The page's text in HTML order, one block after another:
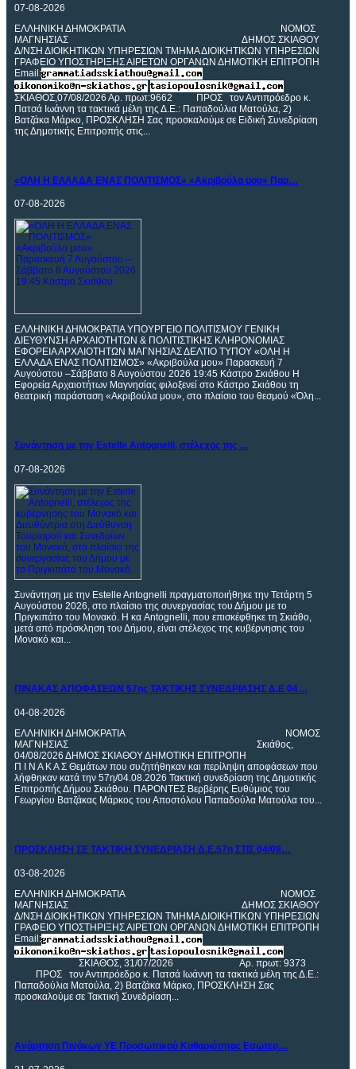
07-08-2026
ΕΛΛΗΝΙΚΗ ΔΗΜΟΚΡΑΤΙΑ ΝΟΜOΣ
ΜΑΓΝΗΣΙΑΣ ΔΗΜΟΣ ΣΚΙΑΘΟΥ
Δ/ΝΣΗ ΔΙΟΙΚΗΤΙΚΩΝ ΥΠΗΡΕΣΙΩΝ ΤΜΗΜΑ ΔΙΟΙΚΗΤΙΚΩΝ ΥΠΗΡΕΣΙΩΝ
ΓΡΑΦΕΙΟ ΥΠΟΣΤΗΡΙΞΗΣ ΑΙΡΕΤΩΝ ΟΡΓΑΝΩΝ ΔΗΜΟΤΙΚΗ ΕΠΙΤΡΟΠΗ
Email:
ΣΚΙΑΘΟΣ,07/08/2026 Αρ. πρωτ:9662 ΠΡΟΣ τον Αντιπρόεδρο κ.
Πατσά Ιωάννη τα τακτικά μέλη της Δ.Ε.: Παπαδούλια Ματούλα, 2)
Βατζάκα Μάρκο, ΠΡΟΣΚΛΗΣΗ Σας προσκαλούμε σε Ειδική Συνεδρίαση
της Δημοτικής Επιτροπής στις...
«ΟΛΗ Η ΕΛΛΑΔΑ ΕΝΑΣ ΠΟΛΙΤΙΣΜΟΣ» «Ακριβούλα μου» Παρ…
07-08-2026
ΕΛΛΗΝΙΚΗ ΔΗΜΟΚΡΑΤΙΑ ΥΠΟΥΡΓΕΙΟ ΠΟΛΙΤΙΣΜΟΥ ΓΕΝΙΚΗ
ΔΙΕΥΘΥΝΣΗ ΑΡΧΑΙΟΤΗΤΩΝ & ΠΟΛΙΤΙΣΤΙΚΗΣ ΚΛΗΡΟΝΟΜΙΑΣ
ΕΦΟΡΕΙΑ ΑΡΧΑΙΟΤΗΤΩΝ ΜΑΓΝΗΣΙΑΣ ΔΕΛΤΙΟ ΤΥΠΟΥ «ΟΛΗ Η
ΕΛΛΑΔΑ ΕΝΑΣ ΠΟΛΙΤΙΣΜΟΣ» «Ακριβούλα μου» Παρασκευή 7
Αυγούστου –Σάββατο 8 Αυγούστου 2026 19:45 Κάστρο Σκιάθου Η
Εφορεία Αρχαιοτήτων Μαγνησίας φιλοξενεί στο Κάστρο Σκιάθου τη
θεατρική παράσταση «Ακριβούλα μου», στο πλαίσιο του θεσμού «Όλη...
Συνάντηση με την Estelle Antognelli, στέλεχος της …
07-08-2026
Συνάντηση με την Estelle Antognelli πραγματοποιήθηκε την Τετάρτη 5
Αυγούστου 2026, στο πλαίσιο της συνεργασίας του Δήμου με το
Πριγκιπάτο του Μονακό. Η κα Antognelli, που επισκέφθηκε τη Σκιάθο,
μετά από πρόσκληση του Δήμου, είναι στέλεχος της κυβέρνησης του
Μονακό και...
ΠΙΝΑΚΑΣ ΑΠΟΦΑΣΕΩΝ 57ης ΤΑΚΤΙΚΗΣ ΣΥΝΕΔΡΙΑΣΗΣ Δ.Ε 04…
04-08-2026
ΕΛΛΗΝΙΚΗ ΔΗΜΟΚΡΑΤΙΑ ΝΟΜΟΣ
ΜΑΓΝΗΣΙΑΣ Σκιάθος,
04/08/2026 ΔΗΜΟΣ ΣΚΙΑΘΟΥ ΔΗΜΟΤΙΚΗ ΕΠΙΤΡΟΠΗ
Π Ι Ν Α Κ Α Σ Θεμάτων που συζητήθηκαν και περίληψη αποφάσεων που
λήφθηκαν κατά την 57η/04.08.2026 Τακτική συνεδρίαση της Δημοτικής
Επιτροπής Δήμου Σκιάθου. ΠΑΡΟΝΤΕΣ Βερβέρης Ευθύμιος του
Γεωργίου Βατζάκας Μάρκος του Αποστόλου Παπαδούλα Ματούλα του...
ΠΡΟΣΚΛΗΣΗ ΣΕ ΤΑΚΤΙΚΗ ΣΥΝΕΔΡΙΑΣΗ Δ.Ε.57η ΣΤΙΣ 04/08…
03-08-2026
ΕΛΛΗΝΙΚΗ ΔΗΜΟΚΡΑΤΙΑ ΝΟΜOΣ
ΜΑΓΝΗΣΙΑΣ ΔΗΜΟΣ ΣΚΙΑΘΟΥ
Δ/ΝΣΗ ΔΙΟΙΚΗΤΙΚΩΝ ΥΠΗΡΕΣΙΩΝ ΤΜΗΜΑ ΔΙΟΙΚΗΤΙΚΩΝ ΥΠΗΡΕΣΙΩΝ
ΓΡΑΦΕΙΟ ΥΠΟΣΤΗΡΙΞΗΣ ΑΙΡΕΤΩΝ ΟΡΓΑΝΩΝ ΔΗΜΟΤΙΚΗ ΕΠΙΤΡΟΠΗ
Email:
ΣΚΙΑΘΟΣ, 31/07/2026 Αρ. πρωτ: 9373
ΠΡΟΣ τον Αντιπρόεδρο κ. Πατσά Ιωάννη τα τακτικά μέλη της Δ.Ε.:
Παπαδούλια Ματούλα, 2) Βατζάκα Μάρκο, ΠΡΟΣΚΛΗΣΗ Σας
προσκαλούμε σε Τακτική Συνεδρίαση...
Ανάρτηση Πινάκων ΥΕ Προσωπικού Καθαριότητας Εσωτερ…